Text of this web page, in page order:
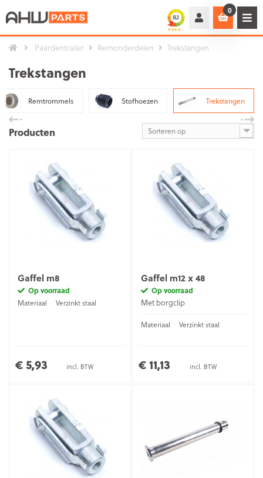
0
Paardentrailer Remonderdelen Trekstangen
Trekstangen
Remtrommels Stofhoezen Trekstangen
Producten Sorteren op
Gaffel m8
Op voorraad
Materiaal
Verzinkt staal
€ 5,93 incl. BTW
Gaffel m12 x 48
Op voorraad
Met borgclip
Materiaal Verzinkt staal
€ 11,13 incl. BTW